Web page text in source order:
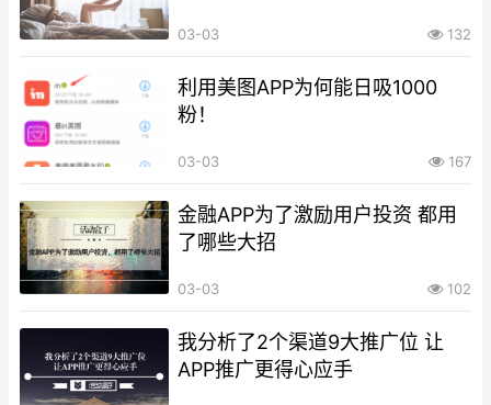
03-03 132
利用美图APP为何能日吸1000
粉！
03-03 167
金融APP为了激励用户投资 都用
了哪些大招
03-03 102
我分析了2个渠道9大推广位 让
APP推广更得心应手